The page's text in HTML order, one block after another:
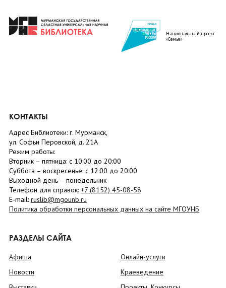
Национальный проект
«Семья»
КОНТАКТЫ
Адрес Библиотеки: г. Мурманск,
ул. Софьи Перовской, д. 21А
Режим работы:
Вторник – пятница: с 10:00 до 20:00
Суббота – воскресенье: c 12:00 до 20:00
Выходной день – понедельник
Телефон для справок: +7 (8152) 45-08-58
E-mail: ruslib@mgounb.ru
Политика обработки персональных данных на сайте МГОУНБ
РАЗДЕЛЫ САЙТА
Афиша
Новости
Онлайн-услуги
Краеведение